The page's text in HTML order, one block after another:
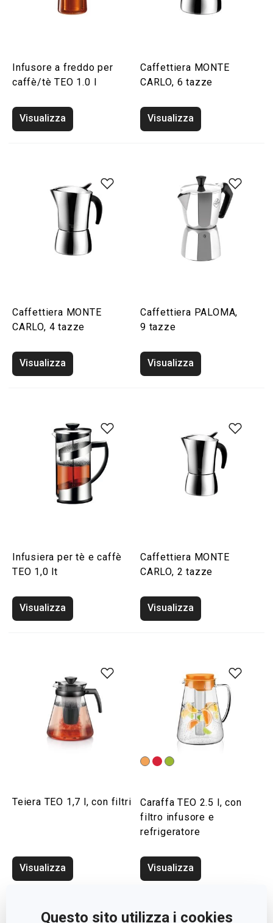
Questo sito utilizza i cookies
Infusore a freddo per
caffè/tè TEO 1.0 l
Visualizza
Caffettiera MONTE
CARLO, 6 tazze
Visualizza
Caffettiera MONTE
CARLO, 4 tazze
Visualizza
Caffettiera PALOMA,
9 tazze
Visualizza
Infusiera per tè e caffè
TEO 1,0 lt
Visualizza
Caffettiera MONTE
CARLO, 2 tazze
Visualizza
Teiera TEO 1,7 l, con filtri
Visualizza
Caraffa TEO 2.5 l, con
filtro infusore e
refrigeratore
Visualizza